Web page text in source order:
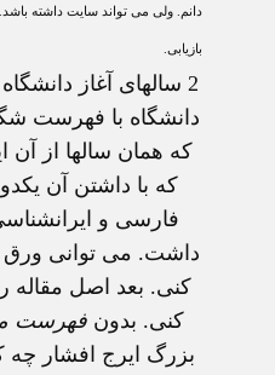
دانم. ولی می تواند سايت داشته
بازيابی.
2
دانشگاه با فهرست
که همان سالها از آن
که با داشتن آن
فارسی و
داشت. می توانی ورق
کنی. بعد اصل مقاله
کنی. بدونفهرست
بزرگ ايرج افشار